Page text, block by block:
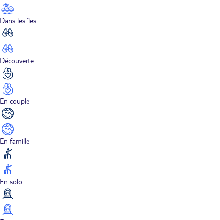
Dans les îles
Découverte
En couple
En famille
En solo